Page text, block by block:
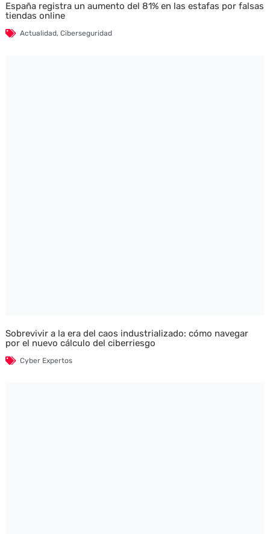
España registra un aumento del 81% en las estafas por falsas
tiendas online
Actualidad, Ciberseguridad
Sobrevivir a la era del caos industrializado: cómo navegar
por el nuevo cálculo del ciberriesgo
Cyber Expertos